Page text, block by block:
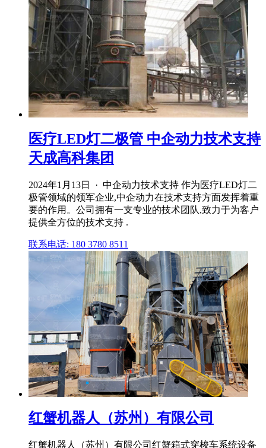
医疗LED灯二极管 中企动力技术支持
天成高科集团
2024年1月13日 · 中企动力技术支持 作为医疗LED灯二
极管领域的领军企业,中企动力在技术支持方面发挥着重
要的作用。公司拥有一支专业的技术团队,致力于为客户
提供全方位的技术支持 .
联系电话: 180 3780 8511
红蟹机器人（苏州）有限公司
红蟹机器人（苏州）有限公司红蟹箱式穿梭车系统设备